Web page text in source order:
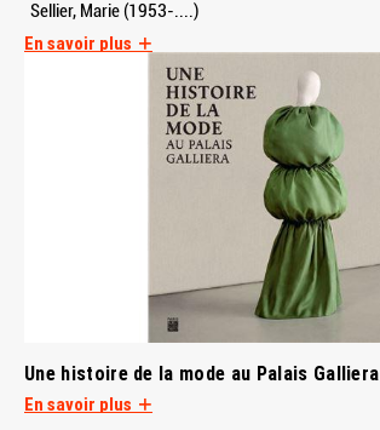
Sellier, Marie (1953-....)
En savoir plus
Une histoire de la mode au Palais Galliera
En savoir plus